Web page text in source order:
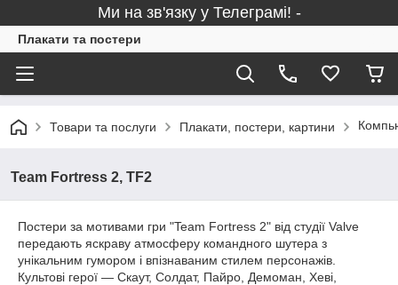
Ми на зв'язку у Телеграмі! -
Плакати та постери
Товари та послуги Плакати, постери, картини
Team Fortress 2, TF2
Постери за мотивами гри "Team Fortress 2" від студії Valve
передають яскраву атмосферу командного шутера з
унікальним гумором і впізнаваним стилем персонажів.
Культові герої — Скаут, Солдат, Пайро, Демоман, Хеві,